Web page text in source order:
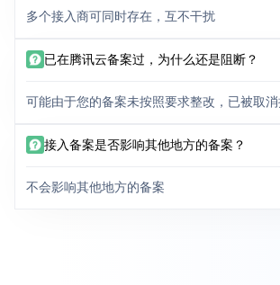
多个接入商可同时存在，互不干扰
已在腾讯云备案过，为什么还是阻断？
可能由于您的备案未按照要求整改，已被取消
接入备案是否影响其他地方的备案？
不会影响其他地方的备案